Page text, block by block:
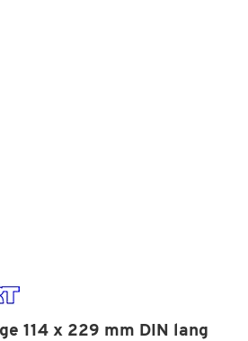
114 x 229 mm DIN lang